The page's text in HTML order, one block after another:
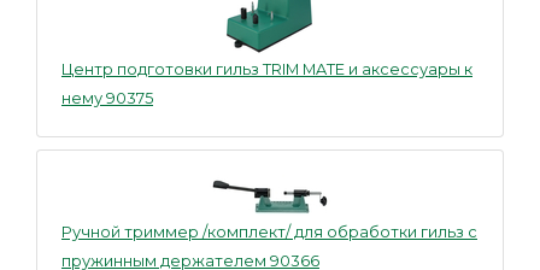
Центр подготовки гильз TRIM MATE и аксессуары к
нему 90375
Ручной триммер /комплект/ для обработки гильз с
пружинным держателем 90366